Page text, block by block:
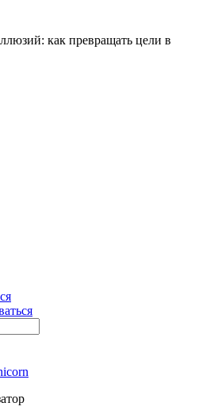
как превращать цели в